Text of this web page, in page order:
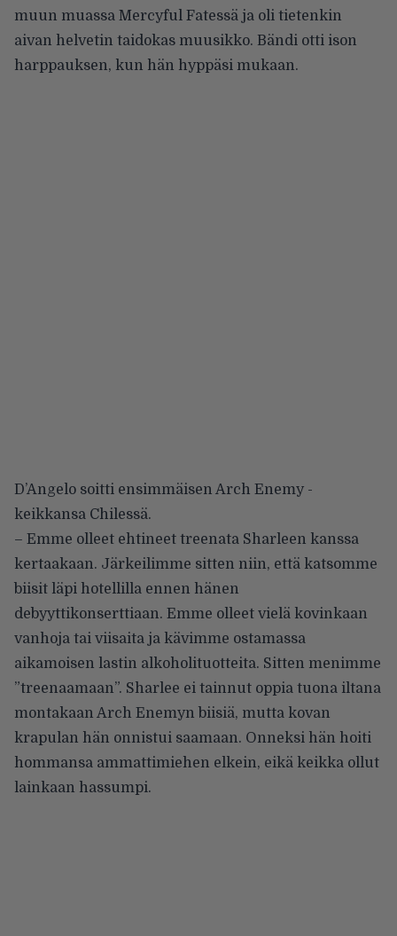
muun muassa Mercyful Fatessä ja oli tietenkin
aivan helvetin taidokas muusikko. Bändi otti ison
harppauksen, kun hän hyppäsi mukaan.
D’Angelo soitti ensimmäisen Arch Enemy -
keikkansa Chilessä.
– Emme olleet ehtineet treenata Sharleen kanssa
kertaakaan. Järkeilimme sitten niin, että katsomme
biisit läpi hotellilla ennen hänen
debyyttikonserttiaan. Emme olleet vielä kovinkaan
vanhoja tai viisaita ja kävimme ostamassa
aikamoisen lastin alkoholituotteita. Sitten menimme
”treenaamaan”. Sharlee ei tainnut oppia tuona iltana
montakaan Arch Enemyn biisiä, mutta kovan
krapulan hän onnistui saamaan. Onneksi hän hoiti
hommansa ammattimiehen elkein, eikä keikka ollut
lainkaan hassumpi.